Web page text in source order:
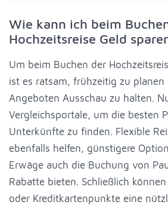
Wie kann ich beim
Hochzeitsreise Geld
Um beim Buchen der
ist es ratsam, frühzeitig zu planen
Angeboten Ausschau zu halten.
Vergleichsportale, um die besten
Unterkünfte zu finden. Flexible
ebenfalls helfen, günstigere
Erwäge auch die Buchung von
Rabatte bieten. Schließlich
oder Kreditkartenpunkte eine